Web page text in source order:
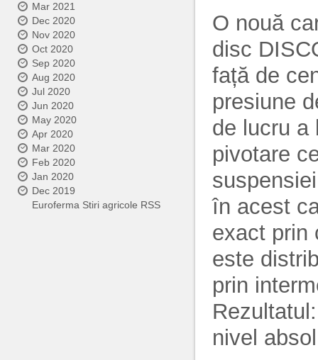
Mar 2021
Dec 2020
Nov 2020
Oct 2020
Sep 2020
Aug 2020
Jul 2020
Jun 2020
May 2020
Apr 2020
Mar 2020
Feb 2020
Jan 2020
Dec 2019
Euroferma Stiri agricole RSS
O nouă
disc
față de
presiune
de lucru a
pivotare
în acest
exact prin
este
prin
nivel